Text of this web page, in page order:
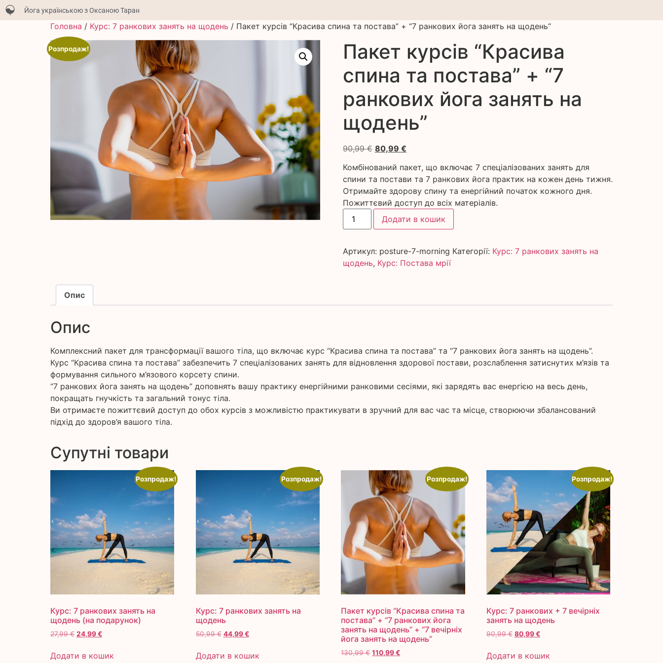
Йога українською з Оксаною Таран
Головна / Курс: 7 ранкових занять на щодень / Пакет курсів “Красива спина та постава” + “7 ранкових йога занять на щодень”
Розпродаж!
Пакет курсів “Красива
спина та постава” + “7
ранкових йога занять на
щодень”
90,99€ 80,99 €
Комбінований пакет, що включає 7 спеціалізованих занять для
спини та постави та 7 ранкових йога практик на кожен день тижня.
Отримайте здорову спину та енергійний початок кожного дня.
Пожиттєвий доступ до всіх матеріалів.
Додати в кошик
Артикул: posture-7-morning Категорії: Курс: 7 ранкових занять на
щодень, Курс: Постава мрії
Опис
Опис
Комплексний пакет для трансформації вашого тіла, що включає курс “Красива спина та постава” та “7 ранкових йога занять на щодень”.
Курс “Красива спина та постава” забезпечить 7 спеціалізованих занять для відновлення здорової постави, розслаблення затиснутих м’язів та
формування сильного м’язового корсету спини.
“7 ранкових йога занять на щодень” доповнять вашу практику енергійними ранковими сесіями, які зарядять вас енергією на весь день,
покращать гнучкість та загальний тонус тіла.
Ви отримаєте пожиттєвий доступ до обох курсів з можливістю практикувати в зручний для вас час та місце, створюючи збалансований
підхід до здоров’я вашого тіла.
Супутні товари
Розпродаж!
Курс: 7 ранкових занять на
щодень (на подарунок)
27,99€ 24,99€
Додати в кошик
Розпродаж!
Курс: 7 ранкових занять на
щодень
50,99€ 44,99€
Додати в кошик
Розпродаж!
Пакет курсів “Красива спина та
постава” + “7 ранкових йога
занять на щодень” + “7 вечірніх
йога занять на щодень”
130,99€ 110,99€
Розпродаж!
Курс: 7 ранкових + 7 вечірніх
занять на щодень
90,99€ 80,99€
Додати в кошик